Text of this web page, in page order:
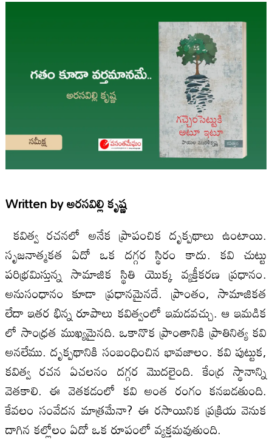
Written byఅరసవిల్లి కృష్ణ
కవిత్వ రచనలో అనేక ప్రాపంచిక దృక్పథాలు ఉంటాయి.
సృజనాత్మకత ఏదో ఒక దగ్గర స్థిరం కాదు. కవి చుట్టు
పరిభ్రమిస్తున్న సామాజిక స్థితి యొక్క వ్యక్తీకరణ ప్రధానం.
అనుసంధానం కూడా ప్రధానమైనదే. ప్రాంతం, సామాజికత
లేదా ఇతర భిన్న రూపాలు కవిత్వంలో ఇమడవచ్చు. ఆ ఇమడిక
లో సాంధ్రత ముఖ్యమైనది. ఒకానొక ప్రాంతానికి ప్రాతినిత్య కవి
అనలేము. దృక్పథానికి సంబంధించిన భావజాలం. కవి పుట్టుక,
కవిత్వ రచన ఏచలనం దగ్గర మొదలైంది. కేంద్ర స్థానాన్ని
వెతకాలి. ఈ వెతకడంలో కవి అంత రంగం కనబడతుంది.
కేవలం సంవేదన మాత్రమేనా? ఈ రసాయినిక ప్రక్రియ వెనుక
దాగిన కల్లోలం ఏదో ఒక రూపంలో వ్యక్తమవుతుంది.